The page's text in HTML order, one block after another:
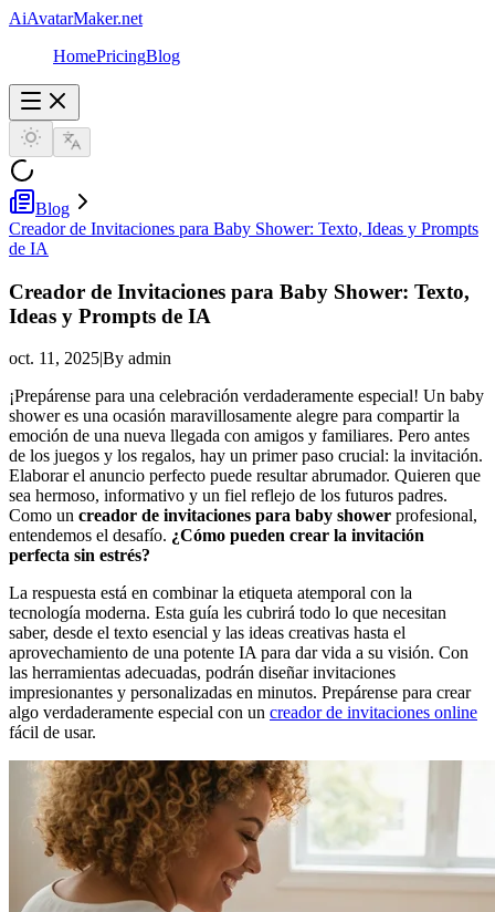
AiAvatarMaker.net
HomePricingBlog
Blog
Creador de Invitaciones para Baby Shower: Texto, Ideas y Prompts
de IA
Creador de Invitaciones para Baby Shower: Texto,
Ideas y Prompts de IA
oct. 11, 2025|By admin
¡Prepárense para una celebración verdaderamente especial! Un baby
shower es una ocasión maravillosamente alegre para compartir la
emoción de una nueva llegada con amigos y familiares. Pero antes
de los juegos y los regalos, hay un primer paso crucial: la invitación.
Elaborar el anuncio perfecto puede resultar abrumador. Quieren que
sea hermoso, informativo y un fiel reflejo de los futuros padres.
Como un creador de invitaciones para baby shower profesional,
entendemos el desafío. ¿Cómo pueden crear la invitación
perfecta sin estrés?
La respuesta está en combinar la etiqueta atemporal con la
tecnología moderna. Esta guía les cubrirá todo lo que necesitan
saber, desde el texto esencial y las ideas creativas hasta el
aprovechamiento de una potente IA para dar vida a su visión. Con
las herramientas adecuadas, podrán diseñar invitaciones
impresionantes y personalizadas en minutos. Prepárense para crear
algo verdaderamente especial con un creador de invitaciones online
fácil de usar.